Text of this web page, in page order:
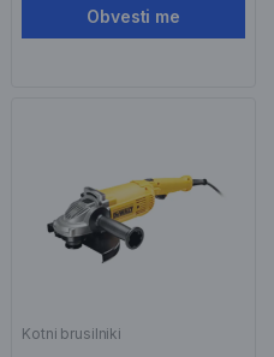
Obvesti me
Kotni brusilniki